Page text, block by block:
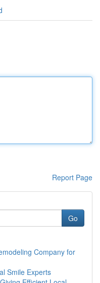
Report Page
Go
Company for
Smile Experts